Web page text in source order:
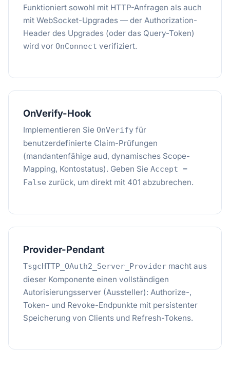
Funktioniert sowohl mit HTTP-Anfragen als auch
mit WebSocket-Upgrades — der Authorization-
Header des Upgrades (oder das Query-Token)
wird vor OnConnect verifiziert.
OnVerify-Hook
Implementieren Sie OnVerify für
benutzerdefinierte Claim-Prüfungen
(mandantenfähige aud, dynamisches Scope-
Mapping, Kontostatus). Geben Sie Accept =
False zurück, um direkt mit 401 abzubrechen.
Provider-Pendant
TsgcHTTP_OAuth2_Server_Provider macht aus
dieser Komponente einen vollständigen
Autorisierungsserver (Aussteller): Authorize-,
Token- und Revoke-Endpunkte mit persistenter
Speicherung von Clients und Refresh-Tokens.